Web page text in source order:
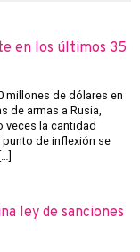
en los últimos 35
millones de dólares en
de armas a Rusia,
veces la cantidad
punto de inflexión se
ley de sanciones